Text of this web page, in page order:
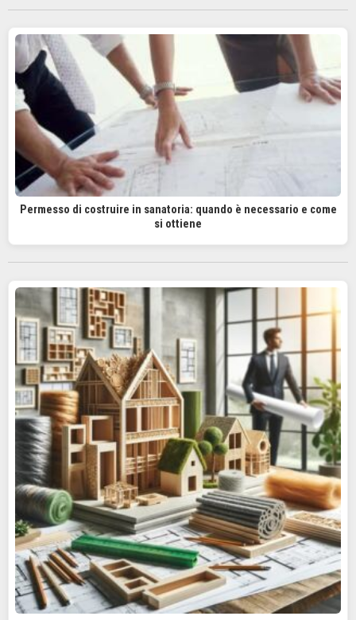
Permesso di costruire in sanatoria: quando è necessario e come
si ottiene